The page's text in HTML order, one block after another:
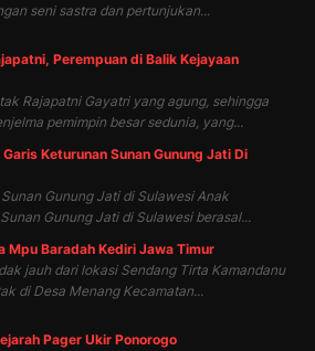
seni sastra dan pertunjukan...
Perempuan di Balik Kejayaan
Rajapatni Gayatri yang agung, sehingga
pemimpin besar sedunia, yang...
Keturunan Sunan Gunung Jati Di
Gunung Jati di Sulawesi Anak
Gunung Jati di Sulawesi berasal...
Mpu Baradah Kediri Jawa Timur
jauh dari lokasi Sendang Tirta Kamandanu
di Desa Menang Kecamatan...
Pager Ukir Ponorogo